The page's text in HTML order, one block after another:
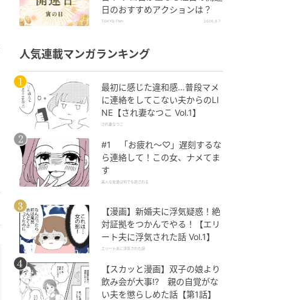
日のおすすめアクションは？
TOKYO FM+ 2026.8.7
人気連載マンガランキング
最初に感じた違和感…普段マメ
に連絡をしてこない夫からのLI
NE【され妻なつこ Vol.1】
され妻なつこ
#1 「お疲れ〜♡」遅刻するな
ら連絡して！この女、ナメてま
す
美人な友達は何でも許される
【漫画】新婚夫に浮気疑惑！絶
対証拠をつかんでやる！【エリ
ート夫に浮気された話 Vol.1】
エリート夫に浮気された話
【スカッと漫画】双子の娘より
飲み会が大事!? 親の自覚がな
い夫を懲らしめた話【第1話】